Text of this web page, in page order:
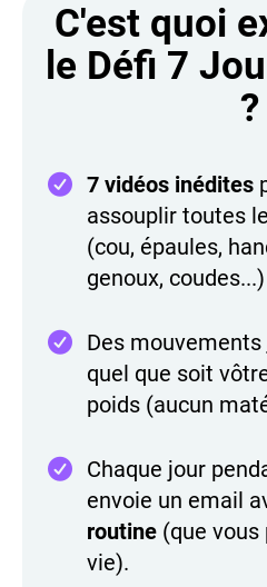
C'est quoi
le Défi 7
?
7 vidéos inédites
assouplir toutes
(cou, épaules,
genoux, coudes...)
Des mouvements
quel que soit
poids (aucun
Chaque jour
envoie un email
routine(que vous
vie).